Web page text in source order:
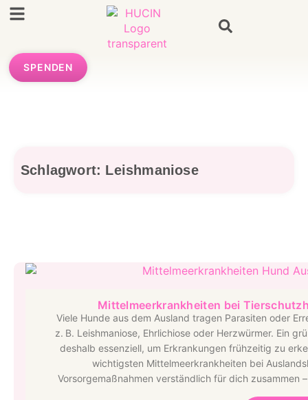
SPENDEN
Schlagwort: Leishmaniose
Mittelmeerkrankheiten bei
Viele Hunde aus dem Ausland tragen Parasiten oder
z. B. Leishmaniose, Ehrlichiose oder Herzwürmer. Ein
deshalb essenziell, um Erkrankungen frühzeitig zu
wichtigsten Mittelmeerkrankheiten bei
Vorsorgemaßnahmen verständlich für dich zusammen